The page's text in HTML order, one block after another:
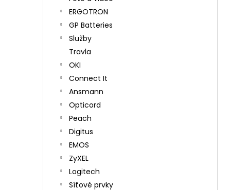
ERGOTRON
GP Batteries
Služby
Travla
OKI
Connect It
Ansmann
Opticord
Peach
Digitus
EMOS
ZyXEL
Logitech
Síťové prvky